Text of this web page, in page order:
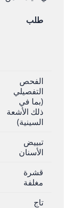
طلب
الفحص
التفصيلي
(بما في
ذلك الأشعة
السينية)
تبييض
الأسنان
قشرة
مغلفة
تاج